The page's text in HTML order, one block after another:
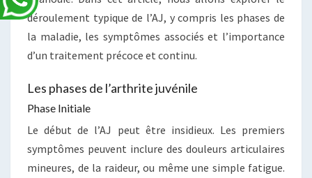
déroulement typique de l’AJ, y compris les phases de
la maladie, les symptômes associés et l’importance
d’un traitement précoce et continu.
Les phases de l’arthrite juvénile
Phase Initiale
Le début de l’AJ peut être insidieux. Les premiers
symptômes peuvent inclure des douleurs articulaires
mineures, de la raideur, ou même une simple fatigue.